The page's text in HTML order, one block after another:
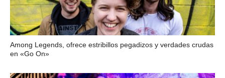
Among Legends, ofrece estribillos pegadizos y verdades crudas
en «Go On»